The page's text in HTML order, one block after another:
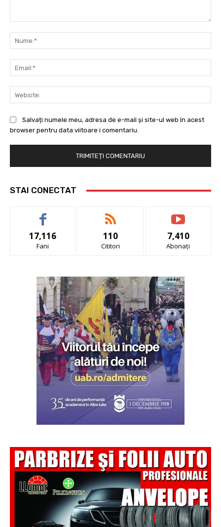
Salvați numele meu, adresa de e-mail și site-ul web în acest
browser pentru data viitoare i comentariu.
STAI CONECTAT
17,116
Fani
110
Cititori
7,410
Abonați